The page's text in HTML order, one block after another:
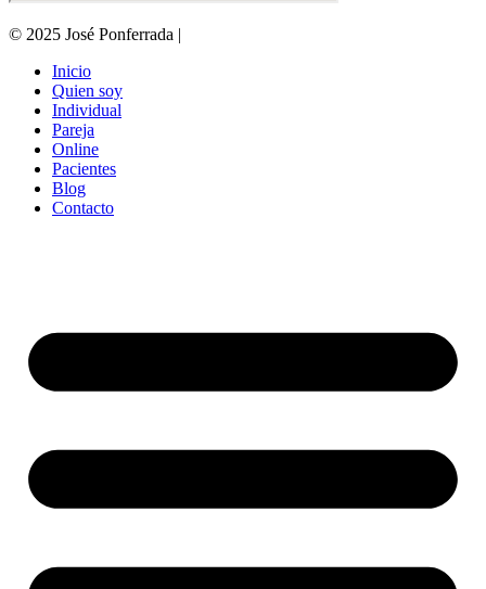
© 2025 José Ponferrada |
Inicio
Quien soy
Individual
Pareja
Online
Pacientes
Blog
Contacto